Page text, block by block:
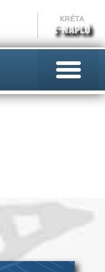
KRÉTA
E-NAPLÓ